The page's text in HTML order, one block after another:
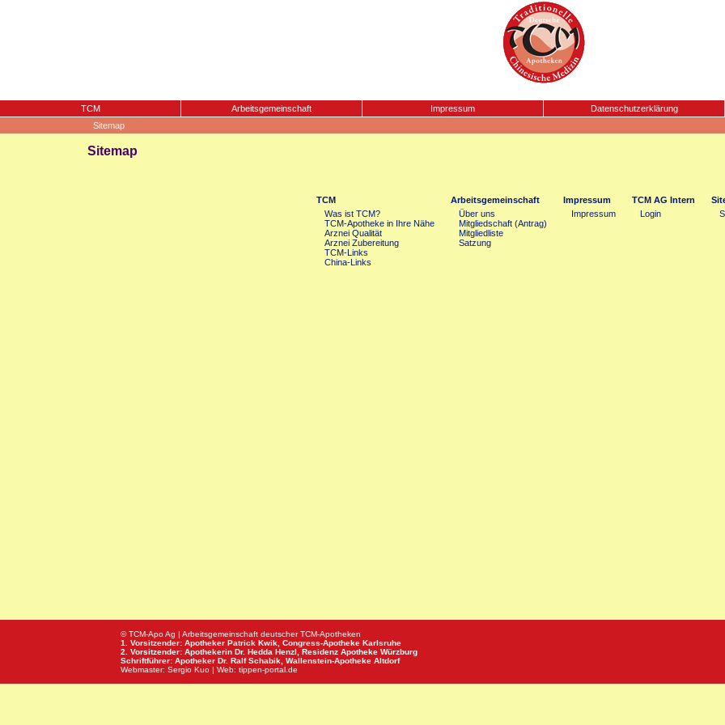
TCM Arbeitsgemeinschaft Impressum Datenschutzerklärung
Sitemap
Sitemap
TCM
Was ist TCM?
TCM-Apotheke in Ihre Nähe
Arznei Qualität
Arznei Zubereitung
TCM-Links
China-Links
Arbeitsgemeinschaft
Über uns
Mitgliedschaft (Antrag)
Mitgliedliste
Satzung
Impressum
Impressum
TCM AG Intern
Login
© TCM-Apo Ag | Arbeitsgemeinschaft deutscher TCM-Apotheken
1. Vorsitzender: Apotheker Patrick Kwik, Congress-Apotheke Karlsruhe
2. Vorsitzender: Apothekerin Dr. Hedda Henzl, Residenz Apotheke Würzburg
Schriftführer: Apotheker Dr. Ralf Schabik, Wallenstein-Apotheke Altdorf
Webmaster: Sergio Kuo | Web: tippen-portal.de